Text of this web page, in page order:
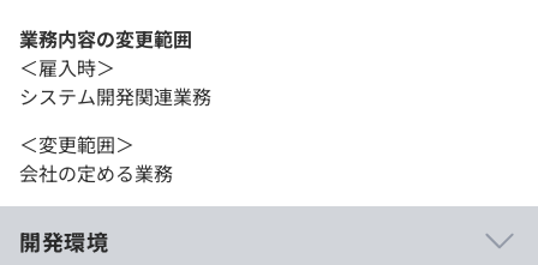
業務内容の変更範囲
＜雇入時＞
システム開発関連業務
＜変更範囲＞
会社の定める業務
開発環境